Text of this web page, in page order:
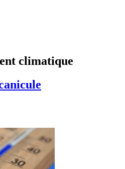
climatique